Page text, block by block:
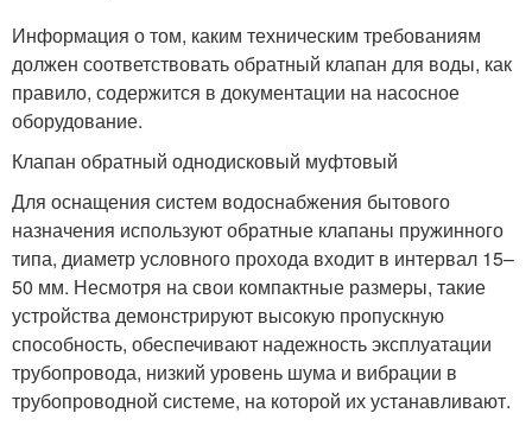
Информация о том, каким техническим требованиям
должен соответствовать обратный клапан для воды, как
правило, содержится в документации на насосное
оборудование.
Клапан обратный однодисковый муфтовый
Для оснащения систем водоснабжения бытового
назначения используют обратные клапаны пружинного
типа, диаметр условного прохода входит в интервал 15–
50 мм. Несмотря на свои компактные размеры, такие
устройства демонстрируют высокую пропускную
способность, обеспечивают надежность эксплуатации
трубопровода, низкий уровень шума и вибрации в
трубопроводной системе, на которой их устанавливают.